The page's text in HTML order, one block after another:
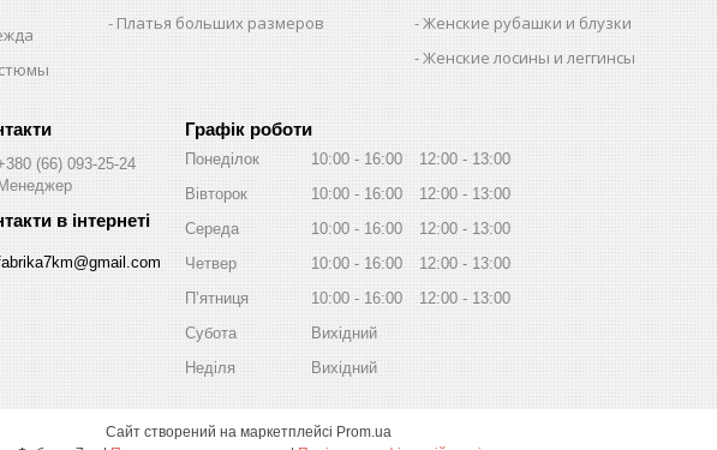
Платья больших размеров
Женские рубашки и блузки
Женские лосины и леггинсы
(66) 093-25-24
Менеджер
Графік роботи
Понеділок 10:00 16:00 12:00
13:00
Вівторок
10:00 16:00 12:00
13:00
Середа
10:00 16:00 12:00
13:00
Четвер
10:00 16:00 12:00
13:00
Пʼятниця
10:00 16:00 12:00
13:00
Субота
Вихідний
Неділя
Вихідний
Сайт створений на маркетплейсі Prom.ua